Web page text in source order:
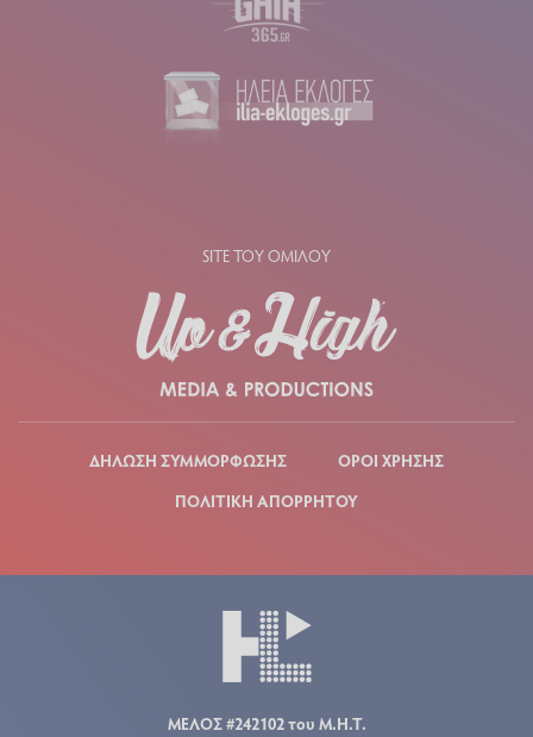
SITE ΤΟΥ ΟΜΙΛΟΥ
ΔΗΛΩΣΗ ΣΥΜΜΟΡΦΩΣΗΣ
ΟΡΟΙ ΧΡΗΣΗΣ
ΠΟΛΙΤΙΚΗ ΑΠΟΡΡΗΤΟΥ
ΜΕΛΟΣ #242102 του Μ.Η.Τ.